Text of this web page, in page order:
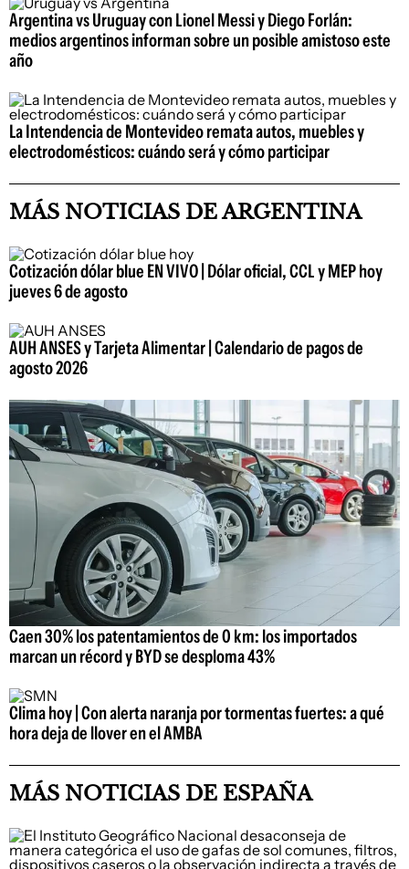
Argentina vs Uruguay con Lionel Messi y Diego Forlán:
medios argentinos informan sobre un posible amistoso este
año
La Intendencia de Montevideo remata autos, muebles y
electrodomésticos: cuándo será y cómo participar
MÁS NOTICIAS DE ARGENTINA
Cotización dólar blue EN VIVO | Dólar oficial, CCL y MEP hoy
jueves 6 de agosto
AUH ANSES y Tarjeta Alimentar | Calendario de pagos de
agosto 2026
Caen 30% los patentamientos de 0 km: los importados
marcan un récord y BYD se desploma 43%
Clima hoy | Con alerta naranja por tormentas fuertes: a qué
hora deja de llover en el AMBA
MÁS NOTICIAS DE ESPAÑA